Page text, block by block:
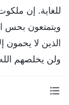
للغاية. إن
ويتمتعون بحس
الذين لا
ولن يخلصهم
صادفتُ بعد ذلك